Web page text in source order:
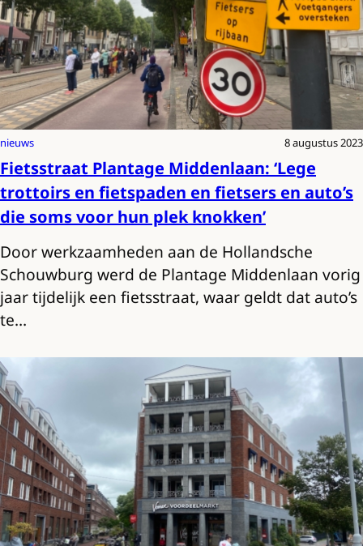
nieuws 8 augustus 2023
Fietsstraat Plantage Middenlaan: ‘Lege
trottoirs en fietspaden en fietsers en auto’s
die soms voor hun plek knokken’
Door werkzaamheden aan de Hollandsche
Schouwburg werd de Plantage Middenlaan vorig
jaar tijdelijk een fietsstraat, waar geldt dat auto’s
te…